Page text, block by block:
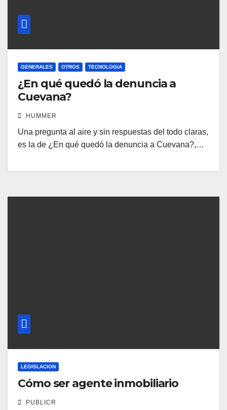
GENERALES OTROS TECNOLOGIA
¿En qué quedó la denuncia a
Cuevana?
HUMMER
Una pregunta al aire y sin respuestas del todo claras,
es la de ¿En qué quedó la denuncia a Cuevana?,…
LEGISLACION
Cómo ser agente inmobiliario
PUBLICR